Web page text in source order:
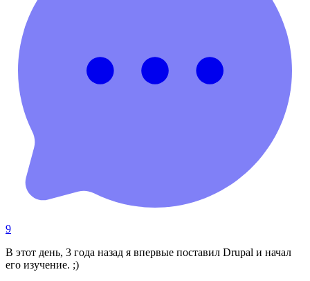
9
В этот день, 3 года назад я впервые поставил Drupal и начал
его изучение. ;)